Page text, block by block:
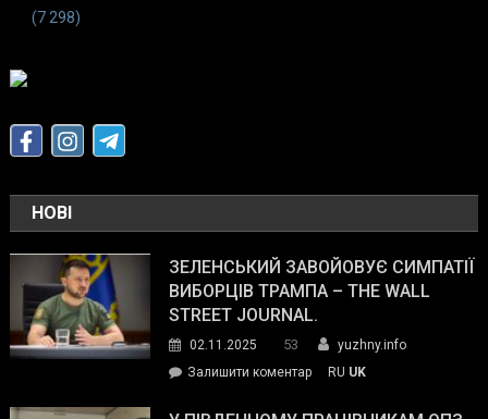
(7 298)
НОВІ
ЗЕЛЕНСЬКИЙ ЗАВОЙОВУЄ СИМПАТІЇ
ВИБОРЦІВ ТРАМПА – THE WALL
STREET JOURNAL.
02.11.2025 53
yuzhny.info
Залишити коментарon
RU UK